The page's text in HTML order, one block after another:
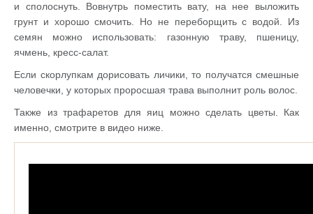
и сполоснуть. Вовнутрь поместить вату, на нее выложить
грунт и хорошо смочить. Но не переборщить с водой. Из
семян можно использовать: газонную траву, пшеницу,
ячмень, кресс-салат.
Если скорлупкам дорисовать личики, то получатся смешные
человечки, у которых проросшая трава выполнит роль волос.
Также из трафаретов для яиц можно сделать цветы. Как
именно, смотрите в видео ниже.